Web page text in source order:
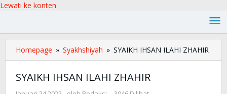
Lewati ke konten
Homepage » Syakhshiyah » SYAIKH IHSAN ILAHI ZHAHIR
SYAIKH IHSAN ILAHI ZHAHIR